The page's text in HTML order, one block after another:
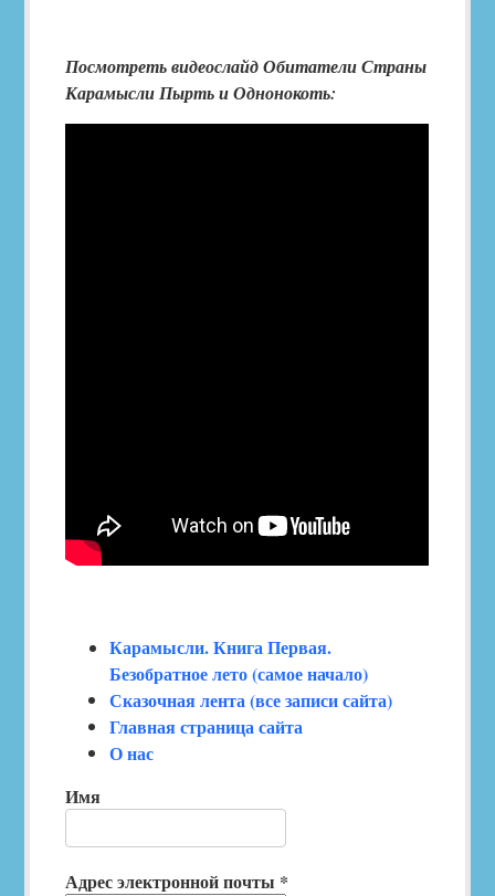
Посмотреть видеослайд Обитатели Страны
Карамысли Пырть и Однонокоть:
Карамысли. Книга Первая.
Безобратное лето (самое начало)
Сказочная лента (все записи сайта)
Главная страница сайта
О нас
Имя
Адрес электронной почты *